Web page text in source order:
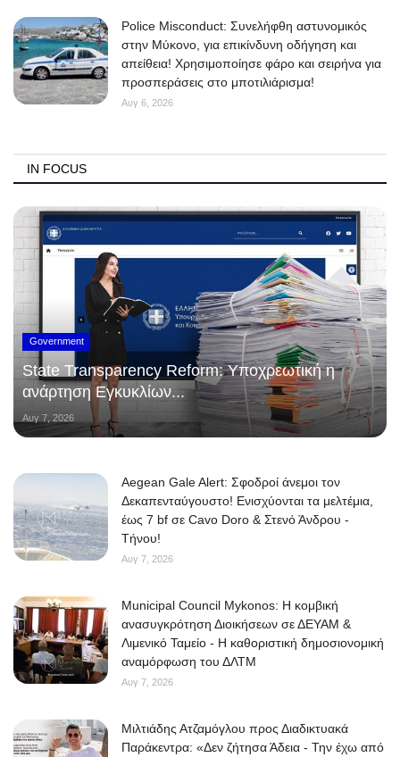
Police Misconduct: Συνελήφθη αστυνομικός
στην Μύκονο, για επικίνδυνη οδήγηση και
απείθεια! Χρησιμοποίησε φάρο και σειρήνα για
προσπεράσεις στο μποτιλιάρισμα!
Αυγ 6, 2026
IN FOCUS
Government
State Transparency Reform: Υποχρεωτική η
ανάρτηση Εγκυκλίων...
Αυγ 7, 2026
Aegean Gale Alert: Σφοδροί άνεμοι τον
Δεκαπενταύγουστο! Ενισχύονται τα μελτέμια,
έως 7 bf σε Cavo Doro & Στενό Άνδρου -
Τήνου!
Αυγ 7, 2026
Municipal Council Mykonos: Η κομβική
ανασυγκρότηση Διοικήσεων σε ΔΕΥΑΜ &
Λιμενικό Ταμείο - Η καθοριστική δημοσιονομική
αναμόρφωση του ΔΛΤΜ
Αυγ 7, 2026
Μιλτιάδης Ατζαμόγλου προς Διαδικτυακά
Παράκεντρα: «Δεν ζήτησα Άδεια - Την έχω από